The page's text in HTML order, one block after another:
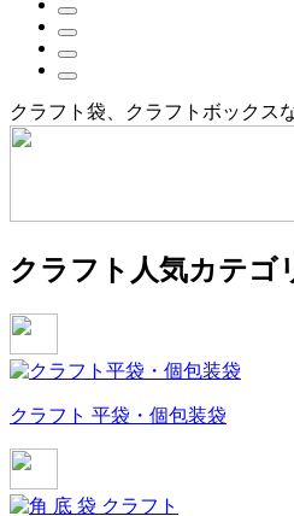
クラフト人気カテゴリ